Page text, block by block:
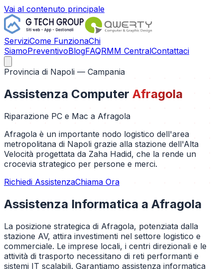
Vai al contenuto principale
ServiziCome FunzionaChi
SiamoPreventivoBlogFAQRMM CentralContattaci
Provincia di Napoli — Campania
Assistenza Computer Afragola
Riparazione PC e Mac a Afragola
Afragola è un importante nodo logistico dell'area
metropolitana di Napoli grazie alla stazione dell'Alta
Velocità progettata da Zaha Hadid, che la rende un
crocevia strategico per persone e merci.
Richiedi AssistenzaChiama Ora
Assistenza Informatica a Afragola
La posizione strategica di Afragola, potenziata dalla
stazione AV, attira investimenti nel settore logistico e
commerciale. Le imprese locali, i centri direzionali e le
attività di trasporto necessitano di reti performanti e
sistemi IT scalabili. Garantiamo assistenza informatica